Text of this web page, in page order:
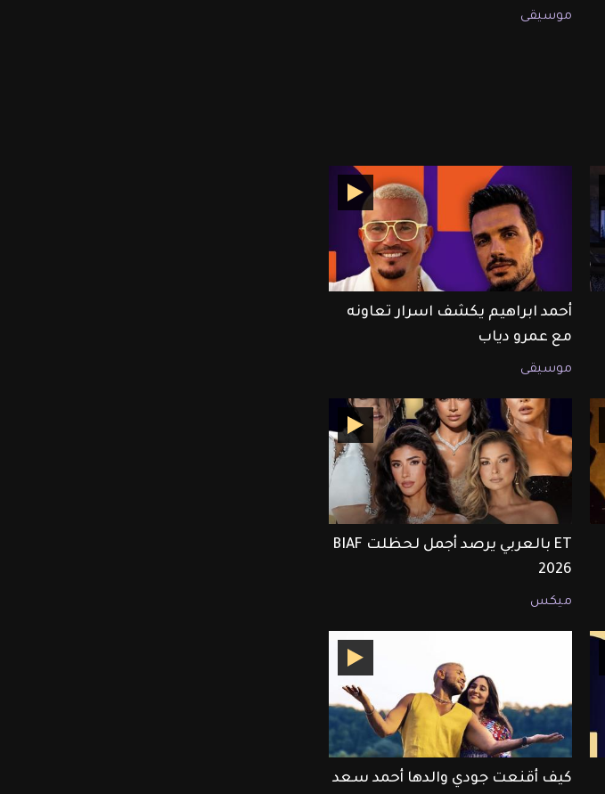
موسيقى
أحمد ابراهيم يكشف اسرار تعاونه
مع عمرو دياب
موسيقى
ET بالعربي يرصد أجمل لحظلت BIAF
2026
ميكس
كيف أقنعت جودي والدها أحمد سعد